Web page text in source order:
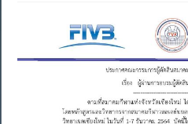
ผ่าน
การ
อบรม
กีฬา
วอลเลย์บอล